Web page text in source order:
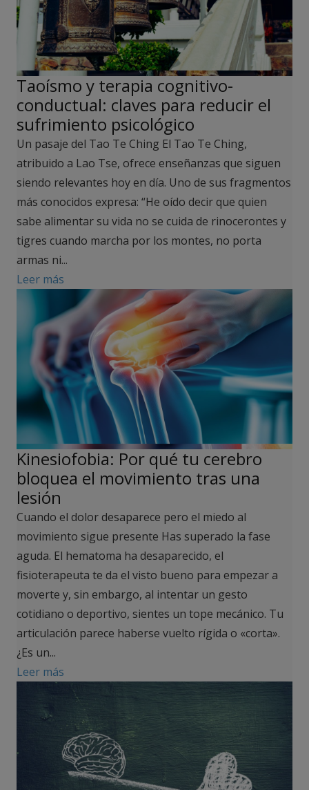
Taoísmo y terapia cognitivo-
conductual: claves para reducir el
sufrimiento psicológico
Un pasaje del Tao Te Ching El Tao Te Ching,
atribuido a Lao Tse, ofrece enseñanzas que siguen
siendo relevantes hoy en día. Uno de sus fragmentos
más conocidos expresa: “He oído decir que quien
sabe alimentar su vida no se cuida de rinocerontes y
tigres cuando marcha por los montes, no porta
armas ni...
Leer más
Kinesiofobia: Por qué tu cerebro
bloquea el movimiento tras una
lesión
Cuando el dolor desaparece pero el miedo al
movimiento sigue presente Has superado la fase
aguda. El hematoma ha desaparecido, el
fisioterapeuta te da el visto bueno para empezar a
moverte y, sin embargo, al intentar un gesto
cotidiano o deportivo, sientes un tope mecánico. Tu
articulación parece haberse vuelto rígida o «corta».
¿Es un...
Leer más